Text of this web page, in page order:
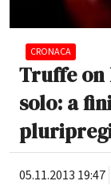
CRONACA
Truffe
solo: a
05.11.2013 19:47